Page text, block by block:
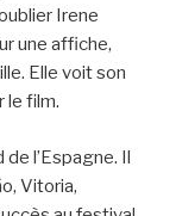
Irene
une affiche,
Elle voit son
le film.
l’Espagne. Il
Vitoria,